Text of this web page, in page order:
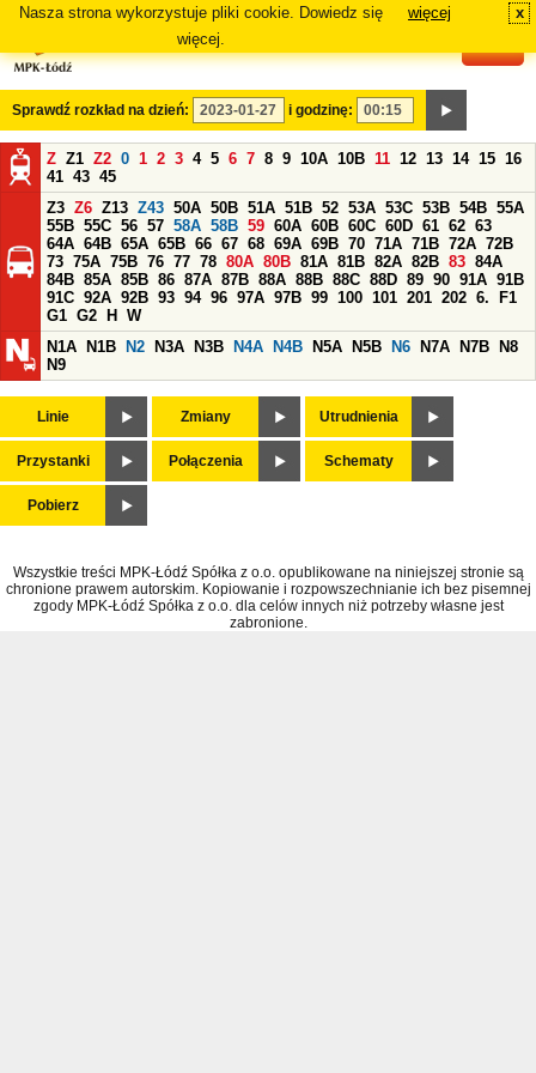
Nasza strona wykorzystuje pliki cookie. Dowiedz się
więcej.
więcej x
Sprawdź rozkład na dzień: i godzinę:
Z Z1 Z2 0 1 2 3 4 5 6 7 8 9 10A 10B 11 12 13 14 15 16
41 43 45
Z3 Z6 Z13 Z43 50A 50B 51A 51B 52 53A 53C 53B 54B 55A
55B 55C 56 57 58A 58B 59 60A 60B 60C 60D 61 62 63
64A 64B 65A 65B 66 67 68 69A 69B 70 71A 71B 72A 72B
73 75A 75B 76 77 78 80A 80B 81A 81B 82A 82B 83 84A
84B 85A 85B 86 87A 87B 88A 88B 88C 88D 89 90 91A 91B
91C 92A 92B 93 94 96 97A 97B 99 100 101 201 202 6.
F1
G1 G2 H
W
N1A
N1B N2 N3A N3B N4A N4B N5A N5B N6 N7A N7B
N8
N9
Linie Zmiany Utrudnienia
Przystanki Połączenia Schematy
Pobierz
Wszystkie treści MPK-Łódź Spółka z o.o. opublikowane na niniejszej stronie są
chronione prawem autorskim. Kopiowanie i rozpowszechnianie ich bez pisemnej
zgody MPK-Łódź Spółka z o.o. dla celów innych niż potrzeby własne jest
zabronione.